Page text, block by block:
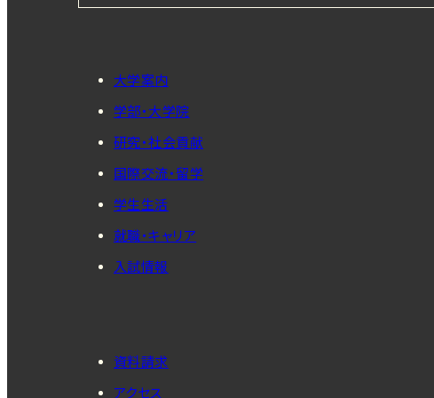
大学案内
学部・大学院
研究・社会貢献
国際交流・留学
学生生活
就職・キャリア
入試情報
資料請求
アクセス